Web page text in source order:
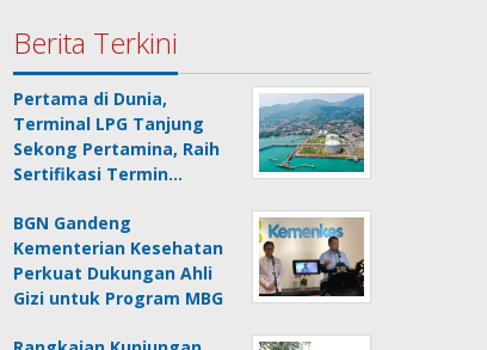
Berita Terkini
Pertama di Dunia,
Terminal LPG Tanjung
Sekong Pertamina, Raih
Sertifikasi Termin…
BGN Gandeng
Kementerian Kesehatan
Perkuat Dukungan Ahli
Gizi untuk Program MBG